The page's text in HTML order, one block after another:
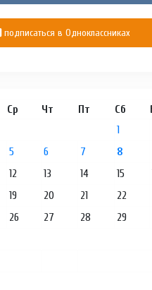
подписаться в Одноклассниках
Ср Чт Пт Сб
1
5 6 7 8
12 13 14 15
19 20 21 22
26 27 28 29